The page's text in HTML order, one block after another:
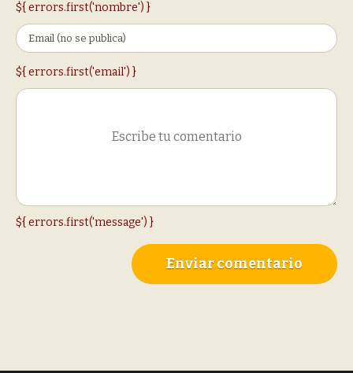
${ errors.first('nombre') }
${ errors.first('email') }
${ errors.first('message') }
Enviar comentario